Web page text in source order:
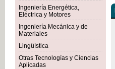
Ingeniería Energética,
Eléctrica y Motores
Ingeniería Mecánica y de
Materiales
Lingüística
Otras Tecnologías y Ciencias
Aplicadas